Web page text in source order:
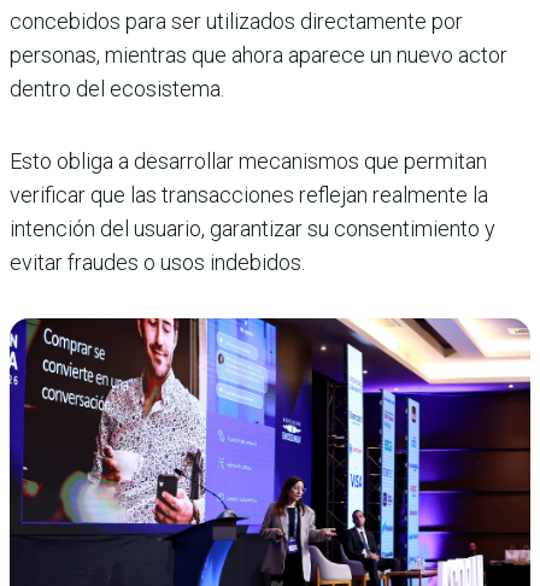
concebidos para ser utilizados directamente por
personas, mientras que ahora aparece un nuevo actor
dentro del ecosistema.
Esto obliga a desarrollar mecanismos que permitan
verificar que las transacciones reflejan realmente la
intención del usuario, garantizar su consentimiento y
evitar fraudes o usos indebidos.